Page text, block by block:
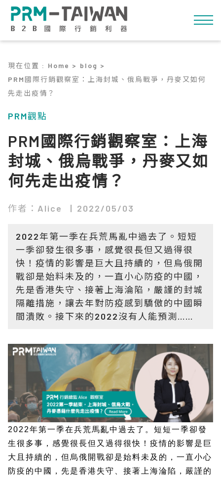
現在位置 : Home > blog >
PRM國際行銷觀察室：上海封城、俄烏戰爭，丹麥又如何
先走出疫情？
PRM觀點
PRM國際行銷觀察室：上海
封城、俄烏戰爭，丹麥又如
何先走出疫情？
作者：Alice 2022/05/03
2022年第一季在兵荒馬亂中過去了。短短
一季卻發生很多事，感覺很長但又過得很
快！疫情的影響是巨大且持續的，但烏俄開
戰卻是始料未及的，一直小心防疫的中國，
先是香港失守、接著上海淪陷，嚴謹的封城
隔離措施，讓去年對防疫感到驕傲的中國瞬
間潰敗。接下來的2022沒有人能預測……
2022年第一季在兵荒馬亂中過去了。短短一季卻發
生很多事，感覺很長但又過得很快！疫情的影響是巨
大且持續的，但烏俄開戰卻是始料未及的，一直小心
防疫的中國，先是香港失守、接著上海淪陷，嚴謹的